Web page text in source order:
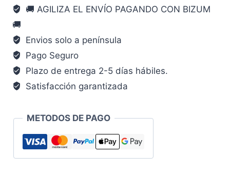
🚚 AGILIZA EL ENVÍO PAGANDO CON BIZUM
🚚
Envios solo a península
Pago Seguro
Plazo de entrega 2-5 días hábiles.
Satisfacción garantizada
METODOS DE PAGO